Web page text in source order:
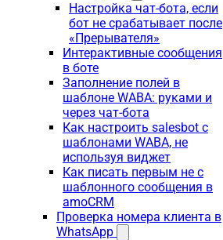
Настройка чат-бота, если
бот не срабатывает после
«Прерывателя»
Интерактивные сообщения
в боте
Заполнение полей в
шаблоне WABA: руками и
через чат-бота
Как настроить salesbot с
шаблонами WABA, не
используя виджет
Как писать первым не с
шаблонного сообщения в
amoCRM
Проверка номера клиента в
WhatsApp